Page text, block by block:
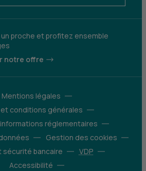
un proche et profitez ensemble
notre offre
Mentions légales
conditions générales
réglementaires
Gestion des cookies
sécurité bancaire
VDP
Accessibilité